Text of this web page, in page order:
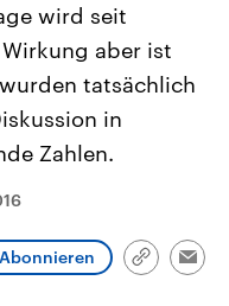
Aktuelle Beiträge,
Hintergründe
Wirtschaftlich und
gehören die Vereinigten
mit großem Einfluss auf
wird seit
aber ist
tatsächlich
in
Zahlen.
Abonnieren
Link